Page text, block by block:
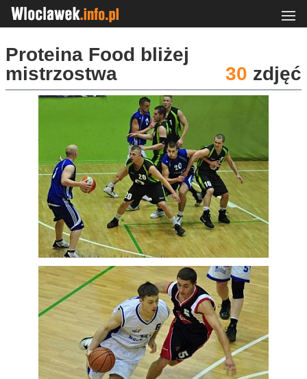
Proteina Food bliżej
mistrzostwa
30 zdjęć